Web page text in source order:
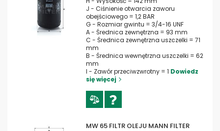
J - Ciśnienie otwarcia zaworu
obejściowego = 1,2 BAR
G - Rozmiar gwintu = 3/4-16 UNF
A - Średnica zewnętrzna = 93 mm
C - Średnica zewnętrzna uszczelki = 71
mm
B - Średnica wewnętrzna uszczelki = 62
mm
I - Zawór przeciwzwrotny = 1 Dowiedz
się więcej
MW 65 FILTR OLEJU MANN FILTER